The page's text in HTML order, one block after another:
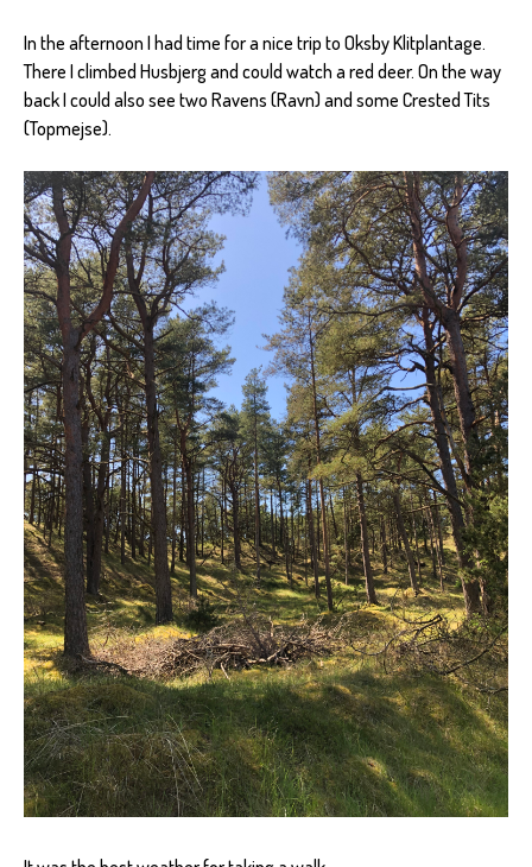
In the afternoon I had time for a nice trip to Oksby Klitplantage.
There I climbed Husbjerg and could watch a red deer. On the way
back I could also see two Ravens (Ravn) and some Crested Tits
(Topmejse).